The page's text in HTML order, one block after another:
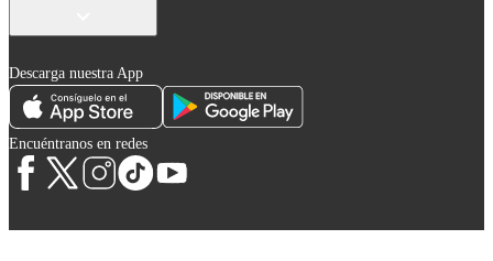
Descarga nuestra App
Encuéntranos en redes